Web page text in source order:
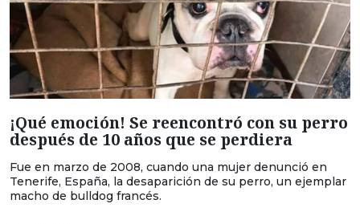
¡Qué emoción! Se reencontró con su perro
después de 10 años que se perdiera
Fue en marzo de 2008, cuando una mujer denunció en
Tenerife, España, la desaparición de su perro, un ejemplar
macho de bulldog francés.